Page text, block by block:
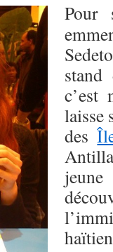
Pour
stand
c’est
laisse
des